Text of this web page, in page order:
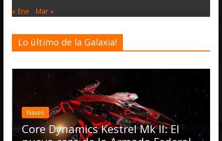
« Ene Mar »
Lo último de la Galaxia!
Core Dynamics Kestrel Mk II: El